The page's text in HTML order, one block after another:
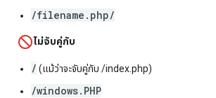
/filename.php/
ไม่จับคู่กับ
/ (แม้ว่าจะจับคู่กับ /index.php)
/windows.PHP